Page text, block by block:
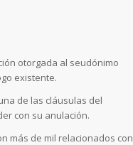
otorgada al seudónimo
existente.
de las cláusulas del
con su anulación.
más de mil relacionados con